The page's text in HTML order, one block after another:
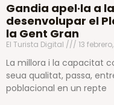
Gandia apel·la a
desenvolupar el
la Gent Gran
El Turista Digital 13
La millora i la capacitat
seua qualitat, passa,
poblacional en un repte